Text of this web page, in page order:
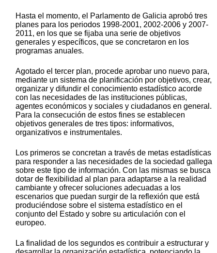
Hasta el momento, el Parlamento de Galicia aprobó tres
planes para los periodos 1998-2001, 2002-2006 y 2007-
2011, en los que se fijaba una serie de objetivos
generales y específicos, que se concretaron en los
programas anuales.
Agotado el tercer plan, procede aprobar uno nuevo para,
mediante un sistema de planificación por objetivos, crear,
organizar y difundir el conocimiento estadístico acorde
con las necesidades de las instituciones públicas,
agentes económicos y sociales y ciudadanos en general.
Para la consecución de estos fines se establecen
objetivos generales de tres tipos: informativos,
organizativos e instrumentales.
Los primeros se concretan a través de metas estadísticas
para responder a las necesidades de la sociedad gallega
sobre este tipo de información. Con las mismas se busca
dotar de flexibilidad al plan para adaptarse a la realidad
cambiante y ofrecer soluciones adecuadas a los
escenarios que puedan surgir de la reflexión que está
produciéndose sobre el sistema estadístico en el
conjunto del Estado y sobre su articulación con el
europeo.
La finalidad de los segundos es contribuir a estructurar y